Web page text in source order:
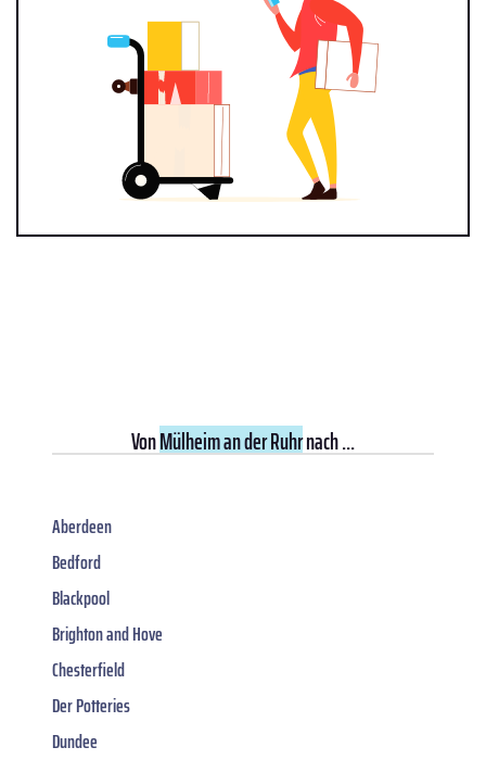
VonMülheim an der Ruhrnach ...
Aberdeen
Bedford
Blackpool
Brighton and Hove
Chesterfield
Der Potteries
Dundee